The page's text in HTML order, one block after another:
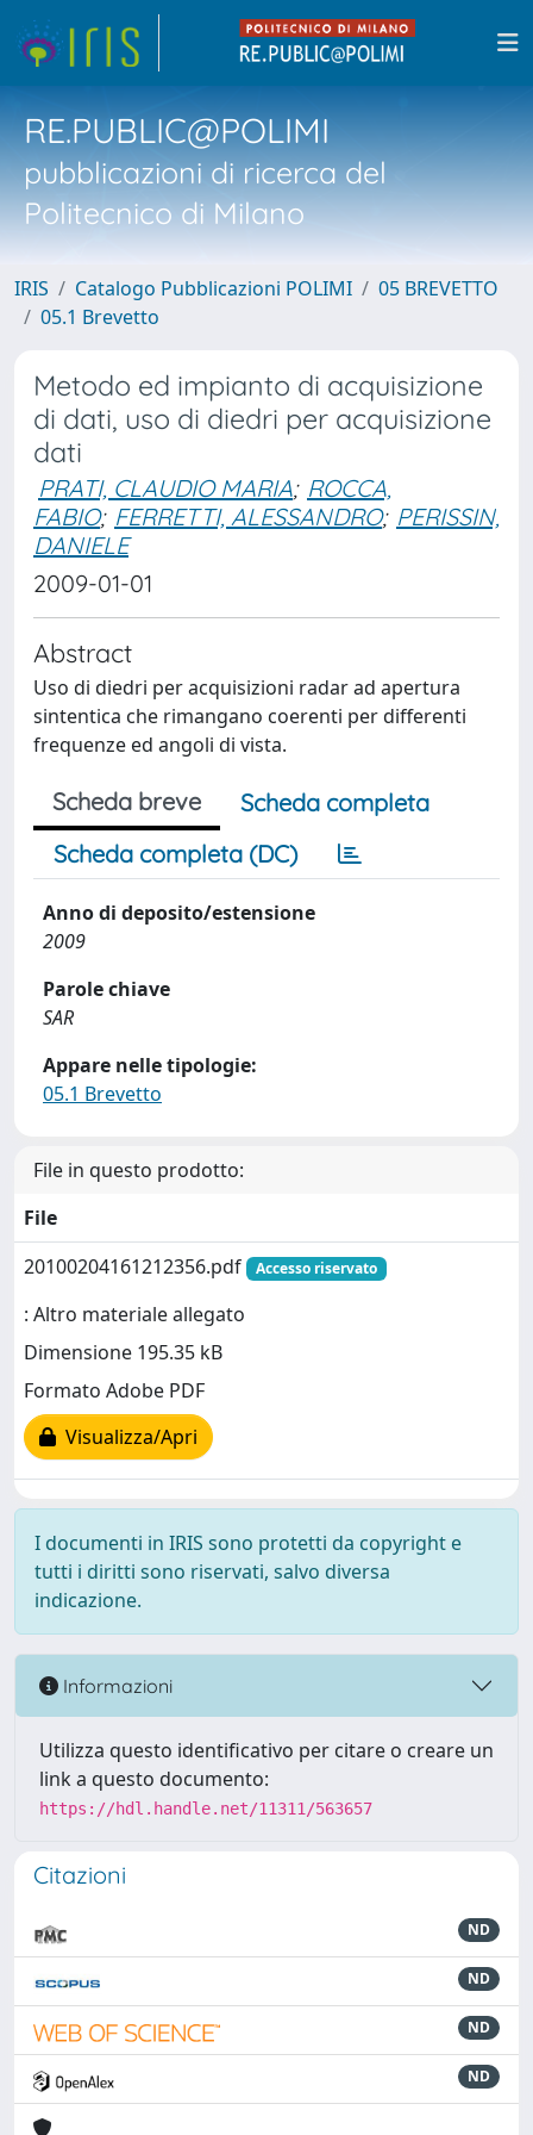
RE.PUBLIC@POLIMI
pubblicazioni di ricerca del
Politecnico di Milano
IRIS Catalogo Pubblicazioni POLIMI
05 BREVETTO
05.1 Brevetto
Metodo ed impianto di acquisizione
di dati, uso di diedri per acquisizione
dati
PRATI, CLAUDIO MARIA; ROCCA,
FABIO; FERRETTI, ALESSANDRO; PERISSIN,
DANIELE
2009-01-01
Abstract
Uso di diedri per acquisizioni radar ad apertura
sintentica che rimangano coerenti per differenti
frequenze ed angoli di vista.
Scheda breve
Scheda completa
Scheda completa (DC)
Anno di deposito/estensione
2009
Parole chiave
SAR
Appare nelle tipologie:
05.1 Brevetto
File in questo prodotto:
File
20100204161212356.pdf
Accesso riservato
: Altro materiale allegato
Dimensione 195.35 kB
Formato Adobe PDF
Visualizza/Apri
I documenti in IRIS sono protetti da copyright e
tutti i diritti sono riservati, salvo diversa
indicazione.
Informazioni
Utilizza questo identificativo per citare o creare un
link a questo documento:
https://hdl.handle.net/11311/563657
Citazioni
ND
ND
ND
ND